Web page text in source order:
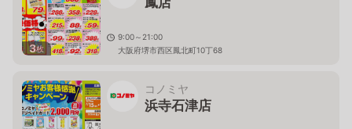
3枚
9:00～21:00
大阪府堺市西区鳳北町10丁68
コノミヤ
浜寺石津店